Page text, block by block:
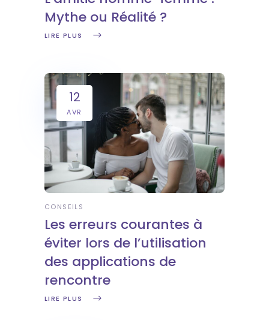
Mythe ou Réalité ?
LIRE PLUS
12
AVR
CONSEILS
Les erreurs courantes à
éviter lors de l’utilisation
des applications de
rencontre
LIRE PLUS